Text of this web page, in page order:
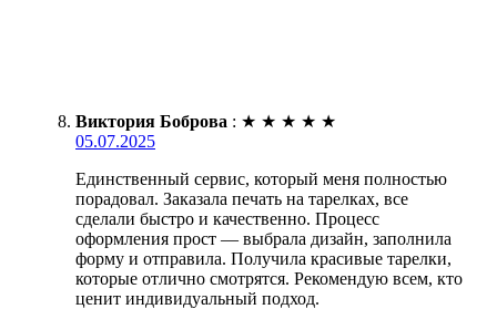
Виктория Боброва : ★ ★ ★ ★ ★
05.07.2025
Единственный сервис, который меня полностью
порадовал. Заказала печать на тарелках, все
сделали быстро и качественно. Процесс
оформления прост — выбрала дизайн, заполнила
форму и отправила. Получила красивые тарелки,
которые отлично смотрятся. Рекомендую всем, кто
ценит индивидуальный подход.